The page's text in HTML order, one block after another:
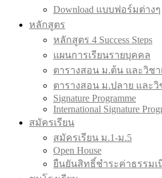
Download แบบฟอร์มต่างๆ
หลักสูตร
หลักสูตร 4 Success Steps
แผนการเรียนรายบุคคล
ตารางสอน ม.ต้น และวิชา
ตารางสอน ม.ปลาย และวิ
Signature Programme
International Signature
สมัครเรียน
สมัครเรียน ม.1-ม.5
Open House
ยืนยันสิทธิ์ชำระค่าธรรมเ